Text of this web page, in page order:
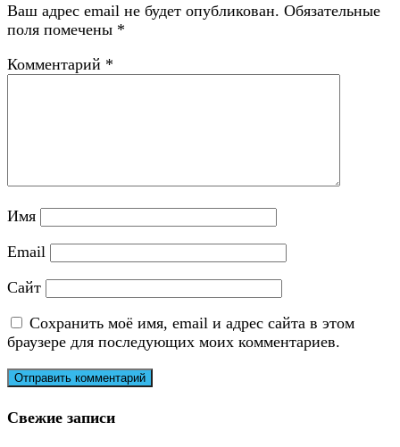
Ваш адрес email не будет опубликован. Обязательные
поля помечены *
Комментарий *
Имя
Email
Сайт
Сохранить моё имя, email и адрес сайта в этом
браузере для последующих моих комментариев.
Свежие записи